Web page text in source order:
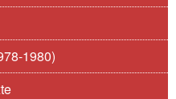
1980)